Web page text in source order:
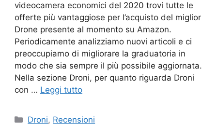
videocamera economici del 2020 trovi tutte le
offerte più vantaggiose per l’acquisto del miglior
Drone presente al momento su Amazon.
Periodicamente analizziamo nuovi articoli e ci
preoccupiamo di migliorare la graduatoria in
modo che sia sempre il più possibile aggiornata.
Nella sezione Droni, per quanto riguarda Droni
con … Leggi tutto
Categorie
Droni, Recensioni